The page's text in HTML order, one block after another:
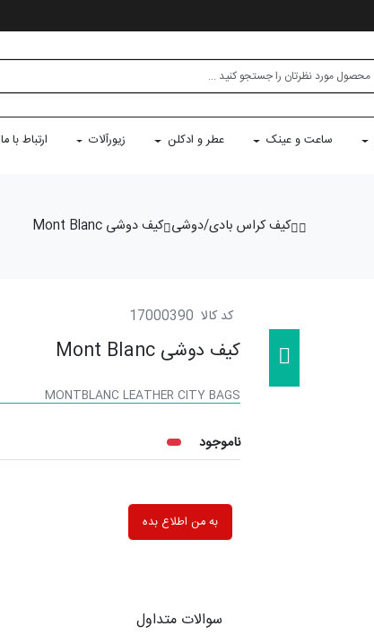
ساعت و عینک عطر و ادکلن زیورآلات ارتباط با ما
کیف کراس بادی/دوشی کیف دوشی Mont Blanc
کد کالا 17000390
کیف دوشی Mont Blanc
MONTBLANC LEATHER CITY BAGS
ناموجود
به من اطلاع بده
سوالات متداول